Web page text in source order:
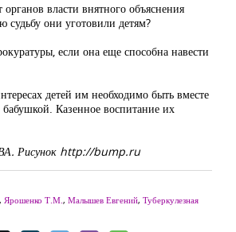
органов власти внятного объяснения
судьбу они уготовили детям?
если она еще способна навести
детей им необходимо быть вместе
Казенное воспитание их
Рисунок http://bump.ru
, Ярошенко Т.М., Малышев Евгений, Туберкулезная